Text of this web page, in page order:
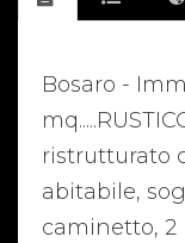
Bosaro -
ristrutturato
abitabile,
caminetto,